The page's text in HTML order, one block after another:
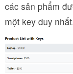
các sản phẩm
một key duy